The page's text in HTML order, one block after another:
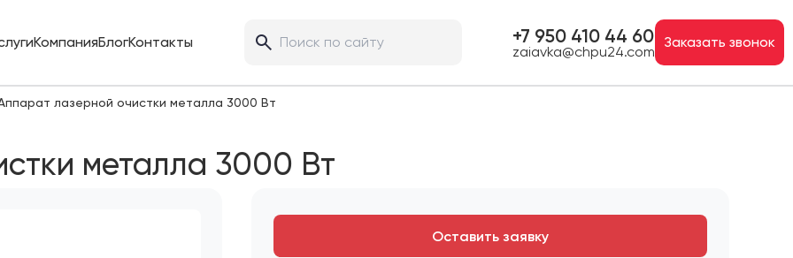
КомпанияБлогКонтакты +7 950 410 44 60
zaiavka@chpu24.com
Заказать звонок
лазерной очистки металла 3000 Вт
металла 3000 Вт
Оставить заявку